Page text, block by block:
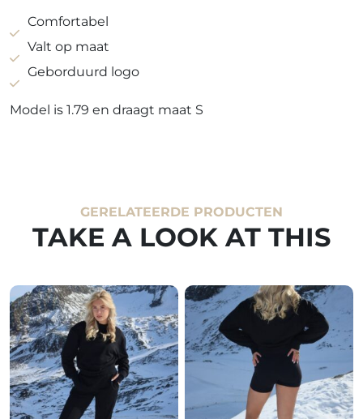
aantal
Comfortabel
Valt op maat
Geborduurd logo
Model is 1.79 en draagt maat S
GERELATEERDE PRODUCTEN
TAKE A LOOK AT THIS